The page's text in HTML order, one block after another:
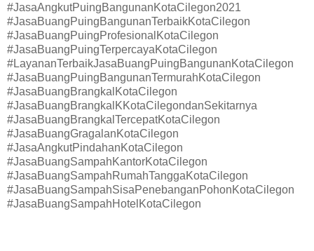
#JasaAngkutPuingBangunanKotaCilegon2021
#JasaBuangPuingBangunanTerbaikKotaCilegon
#JasaBuangPuingProfesionalKotaCilegon
#JasaBuangPuingTerpercayaKotaCilegon
#LayananTerbaikJasaBuangPuingBangunanKotaCilegon
#JasaBuangPuingBangunanTermurahKotaCilegon
#JasaBuangBrangkalKotaCilegon
#JasaBuangBrangkalKKotaCilegondanSekitarnya
#JasaBuangBrangkalTercepatKotaCilegon
#JasaBuangGragalanKotaCilegon
#JasaAngkutPindahanKotaCilegon
#JasaBuangSampahKantorKotaCilegon
#JasaBuangSampahRumahTanggaKotaCilegon
#JasaBuangSampahSisaPenebanganPohonKotaCilegon
#JasaBuangSampahHotelKotaCilegon